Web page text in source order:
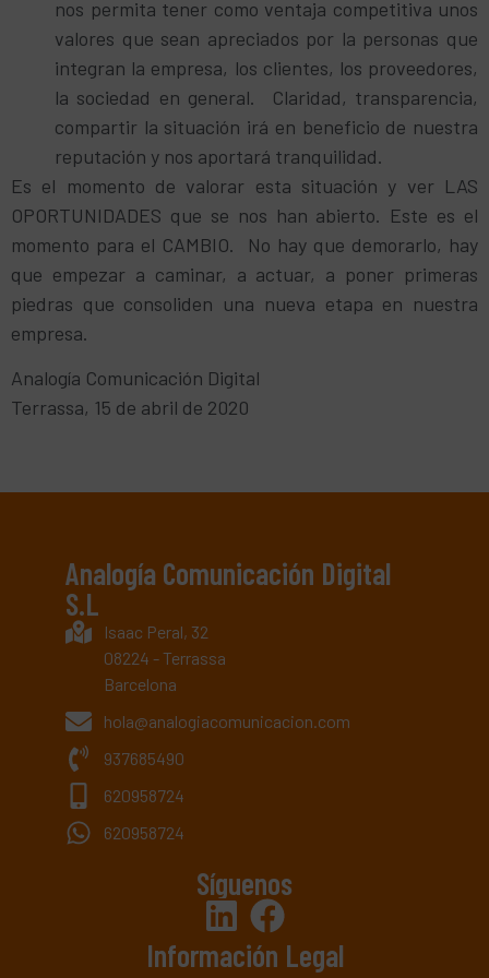
nos permita tener como ventaja competitiva unos
valores que sean apreciados por la personas que
integran la empresa, los clientes, los proveedores,
la sociedad en general. Claridad, transparencia,
compartir la situación irá en beneficio de nuestra
reputación y nos aportará tranquilidad.
Es el momento de valorar esta situación y ver LAS
OPORTUNIDADES que se nos han abierto. Este es el
momento para el CAMBIO. No hay que demorarlo, hay
que empezar a caminar, a actuar, a poner primeras
piedras que consoliden una nueva etapa en nuestra
empresa.
Analogía Comunicación Digital
Terrassa, 15 de abril de 2020
Analogía Comunicación Digital
S.L
Isaac Peral, 32
08224 - Terrassa
Barcelona
hola@analogiacomunicacion.com
937685490
620958724
620958724
Síguenos
Información Legal